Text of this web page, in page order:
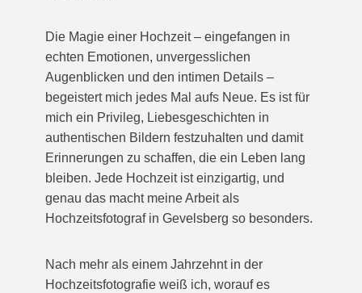
Die Magie einer Hochzeit – eingefangen in
echten Emotionen, unvergesslichen
Augenblicken und den intimen Details –
begeistert mich jedes Mal aufs Neue. Es ist für
mich ein Privileg, Liebesgeschichten in
authentischen Bildern festzuhalten und damit
Erinnerungen zu schaffen, die ein Leben lang
bleiben. Jede Hochzeit ist einzigartig, und
genau das macht meine Arbeit als
Hochzeitsfotograf in Gevelsberg so besonders.
Nach mehr als einem Jahrzehnt in der
Hochzeitsfotografie weiß ich, worauf es